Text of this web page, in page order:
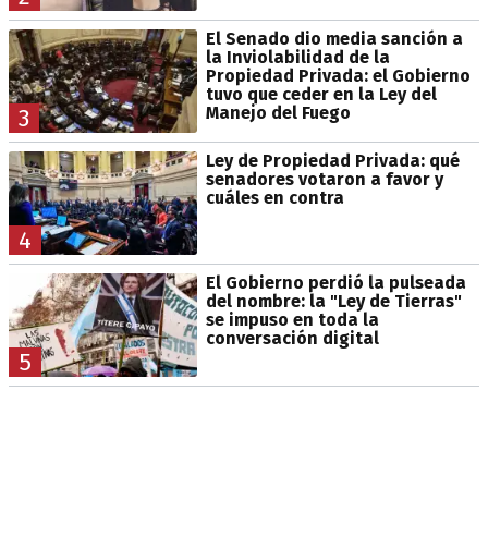
3
El Senado dio media sanción a
la Inviolabilidad de la
Propiedad Privada: el Gobierno
tuvo que ceder en la Ley del
Manejo del Fuego
4
Ley de Propiedad Privada: qué
senadores votaron a favor y
cuáles en contra
5
El Gobierno perdió la pulseada
del nombre: la "Ley de Tierras"
se impuso en toda la
conversación digital